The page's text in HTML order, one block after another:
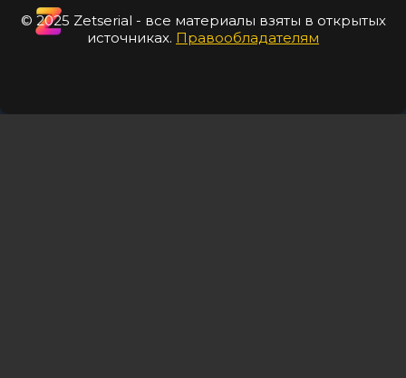
© 2025 Zetserial - все материалы взяты в открытых
источниках. Правообладателям